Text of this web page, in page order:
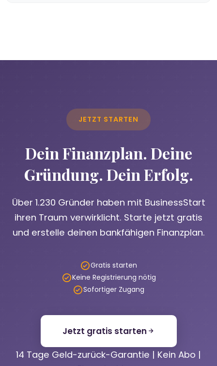
JETZT STARTEN
Dein Finanzplan. Deine
Gründung. Dein Erfolg.
Über 1.230 Gründer haben mit BusinessStart
ihren Traum verwirklicht. Starte jetzt gratis
und erstelle deinen bankfähigen Finanzplan.
Gratis starten
Keine Registrierung nötig
Sofortiger Zugang
Jetzt gratis starten
14 Tage Geld-zurück-Garantie | Kein Abo |